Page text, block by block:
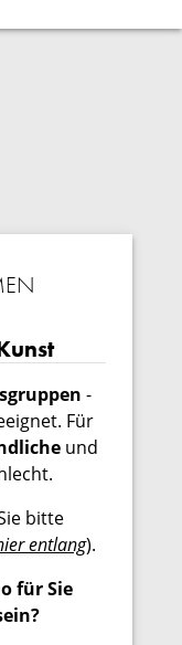
-
Für
und
bitte
entlang).
für Sie